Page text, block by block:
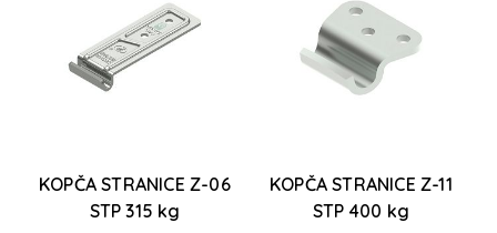
KOPČA STRANICE Z-06
STP 315 kg
KOPČA STRANICE Z-11
STP 400 kg